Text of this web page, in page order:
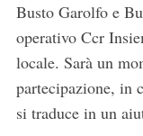
Busto Garolfo e
operativo Ccr
locale. Sarà un
partecipazione, in
si traduce in un